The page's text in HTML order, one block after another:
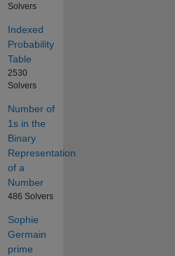
Solvers
Indexed
Probability
Table
2530
Solvers
Number of
1s in the
Binary
Representation
of a
Number
486 Solvers
Sophie
Germain
prime